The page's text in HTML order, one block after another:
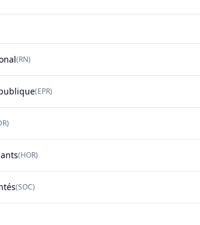
(RN)
(EPR)
)
(HOR)
(SOC)